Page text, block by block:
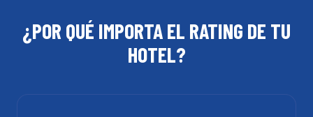
¿POR QUÉ IMPORTA EL RATING DE TU
HOTEL?